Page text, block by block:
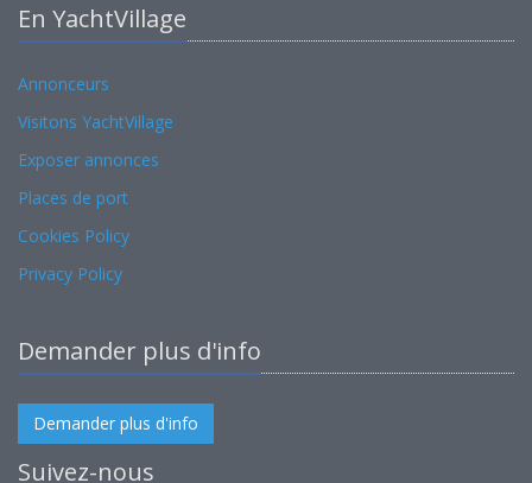
En YachtVillage
Annonceurs
Visitons YachtVillage
Exposer annonces
Places de port
Cookies Policy
Privacy Policy
Demander plus d'info
Demander plus d'info
Suivez-nous